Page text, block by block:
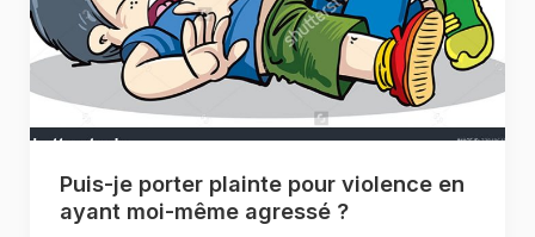
Puis-je porter plainte pour violence en
ayant moi-même agressé ?